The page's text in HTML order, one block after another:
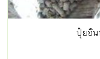
ปุ๋ยอิน